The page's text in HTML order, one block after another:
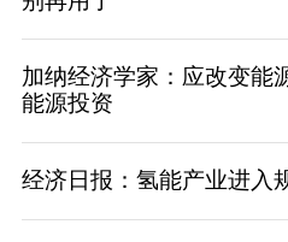
加纳经济学家：应改变能
能源投资
经济日报：氢能产业进入